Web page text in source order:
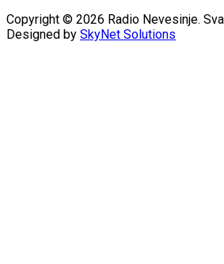
Copyright © 2026 Radio Nevesinje.
Designed by SkyNet Solutions